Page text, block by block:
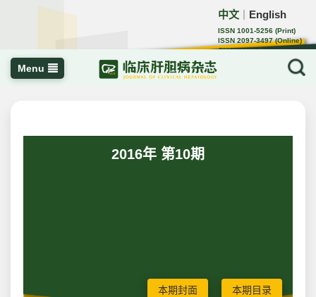
中文 English
ISSN 1001-5256 (Print)
ISSN 2097-3497 (Online)
CN 22-1108/R
Menu
2016年 第10期
本期封面 本期目录